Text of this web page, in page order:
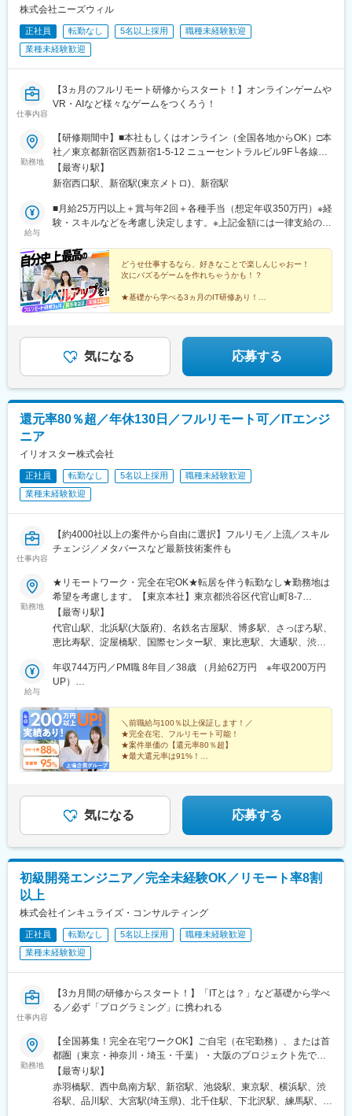
西桐生駅、北朝霞駅、池ノ上駅、蓮沼駅、西葛西駅、牛田駅(東京
都)、板橋区役所前駅、京王八王子駅、北品川駅、赤羽岩淵駅、新
宿駅(東京メトロ)、東池袋駅、不動前駅、住吉駅(東京都)、布田
駅、稲荷町駅(東京都)、立川北駅、三越前駅、二重橋前駅、桜街道
駅、京成船橋駅、京成千葉駅、北習志野駅、野田市駅、京成成田
駅、仲ノ町駅、逸見駅、新高島駅、京急川崎駅、北茅ケ崎駅、和
田塚駅、入谷駅(神奈川県)、逗子・葉山駅、西松本駅、岩村田駅、
張一宮駅、名鉄岐阜駅、名電各務原駅、新可児駅、ＪＲ河内永和
駅、大阪梅田駅(阪急線)、九条駅(京都府)、田中口駅、山陽姫路
駅、西宮駅、山陽明石駅、ハーバーランド駅、宝塚南口駅、新伊
丹駅、芦屋川駅、上栄町駅、新八日市駅、倉敷駅、岡山駅前駅、
ウェイ山麓駅、西鉄福岡駅、鹿児島駅前駅、熊本駅前駅、長崎駅
前駅、佐世保中央駅、神泉駅、岩本町駅、西早稲田駅、青井駅、
院駅、丸の内駅(愛知県)、祇園駅(福岡県)、櫛田神社前駅、京阪山
科駅、本八幡駅(都営線)、東梅田駅、北１２条駅、松風町駅、広瀬
通駅、東宿郷駅、東北沢駅、京成関屋駅、新宿三丁目駅、都電雑
司ケ谷駅、京成上野駅、立川南駅、茅場町駅、京橋駅(東京都)、東
海神駅、栄町駅(千葉県)、汐入駅、高島町駅、電鉄富山駅、広小路
駅、名鉄名古屋駅、河内永和駅、大阪梅田駅(阪神線)、東寺駅、阪
神国道駅、西新町駅、高速神戸駅、芦屋駅(阪神線)、西川緑道公園
駅、猿猴橋町駅、高知橋駅、大手町駅(愛媛県)、天神南駅、桜島桟
下落合駅、武蔵溝ノ口駅、なんば駅(南海線)、長堀橋駅、天王寺駅
前駅、栄駅(愛知県)、呉服町駅(福岡県)、四宮駅、京成八幡駅
駅、立川駅、日本橋駅(東京都)、吉祥寺駅、多摩センター駅、青梅
水駅、東久留米駅、船橋駅、松戸駅、市川駅、柏駅、五井駅、千
葉駅、流山おおたかの森駅、八千代台駅、習志野駅、浦安駅(千葉
相模原駅、川崎駅、平塚駅、茅ケ崎駅、大和駅(神奈川県)、本厚木
駅、小田原駅、鎌倉駅、秦野駅、座間駅、伊勢原駅、逗子駅、三
科駅、中野松川駅、飯山駅、須坂駅、広丘駅、甲府駅、竜王駅、
石和温泉駅、富士山駅、山梨市駅、都留市駅、韮崎駅、大月駅、
富山駅、越中中川駅、砺波駅、黒部駅、魚津駅、滑川駅、金沢
駅、福井駅(福井県)、敦賀駅、浜松駅、静岡駅、富士駅、沼津駅、
磐田駅、藤枝駅、岡崎駅、豊橋駅、名古屋駅、刈谷市駅、名鉄一
宮駅、三河安城駅、岐阜駅、各務ケ原駅、多治見駅、可児駅、四
日市駅、津駅、名張駅、布施駅、豊中駅、吹田駅(東海道本線)、梅
駅、天理駅、和歌山駅、姫路駅、西宮駅(ＪＲ線)、尼崎駅(東海道
本線)、明石駅、神戸駅(兵庫県)、宝塚駅、伊丹駅(阪急線)、芦屋駅
(東海道本線)、大津駅、草津駅(滋賀県)、彦根駅、八日市駅、倉敷
市駅、岡山駅、津山駅、広島駅、福山駅、呉駅、西条駅(広島県)、
尾道駅、下関駅、山口駅(山口県)、宇部駅、鳥取駅、米子駅、境港
駅、久留米駅、小倉駅(福岡県)、大牟田駅、筑紫駅、天神駅、大分
駅、別府駅(大分県)、中津駅(大分県)、宮崎駅、延岡駅、都城駅、
鹿児島駅、熊本駅、佐賀駅、長崎駅(長崎県)、佐世保駅、那覇空港
駅(鉄道)、秋葉原駅、高田馬場駅、綾瀬駅、豊田駅、溝の口駅、な
んば駅(地下鉄)、心斎橋駅、天王寺駅、金山駅(愛知県)、伏見駅(愛
知県)、博多駅、中洲川端駅、山科駅、久喜駅、本八幡駅(総武
駅、工機前駅、佐貫駅、宇都宮駅東口駅、今市駅、中央前橋駅、
西桐生駅、北朝霞駅、池ノ上駅、蓮沼駅、西葛西駅、牛田駅(東京
都)、板橋区役所前駅、京王八王子駅、北品川駅、赤羽岩淵駅、新
宿駅(東京メトロ)、東池袋駅、不動前駅、住吉駅(東京都)、布田
駅、稲荷町駅(東京都)、立川北駅、三越前駅、二重橋前駅、桜街道
駅、京成船橋駅、京成千葉駅、北習志野駅、野田市駅、京成成田
駅、仲ノ町駅、逸見駅、新高島駅、京急川崎駅、北茅ケ崎駅、和
駅、福井駅、新浜松駅、新静岡駅、新豊橋駅、近鉄名古屋駅、尾
張一宮駅、名鉄岐阜駅、名電各務原駅、新可児駅、ＪＲ河内永和
駅、大阪梅田駅(阪急線)、九条駅(京都府)、田中口駅、山陽姫路
駅、西宮駅、山陽明石駅、ハーバーランド駅、宝塚南口駅、新伊
丹駅、芦屋川駅、上栄町駅、新八日市駅、倉敷駅、岡山駅前駅、
ウェイ山麓駅、西鉄福岡駅、鹿児島駅前駅、熊本駅前駅、長崎駅
前駅、佐世保中央駅、神泉駅、岩本町駅、西早稲田駅、青井駅、
院駅、丸の内駅(愛知県)、祇園駅(福岡県)、櫛田神社前駅、京阪山
科駅、本八幡駅(都営線)、東梅田駅、北１２条駅、松風町駅、広瀬
通駅、東宿郷駅、東北沢駅、京成関屋駅、新宿三丁目駅、都電雑
司ケ谷駅、京成上野駅、立川南駅、茅場町駅、京橋駅(東京都)、東
海神駅、栄町駅(千葉県)、汐入駅、高島町駅、電鉄富山駅、広小路
駅、名鉄名古屋駅、河内永和駅、大阪梅田駅(阪神線)、東寺駅、阪
神国道駅、西新町駅、高速神戸駅、芦屋駅(阪神線)、西川緑道公園
駅、猿猴橋町駅、高知橋駅、大手町駅(愛媛県)、天神南駅、桜島桟
下落合駅、武蔵溝ノ口駅、なんば駅(南海線)、長堀橋駅、天王寺駅
前駅、栄駅(愛知県)、呉服町駅(福岡県)、四宮駅、京成八幡駅
株式会社ニーズウィル
正社員 転勤なし 5名以上採用
職種未経験歓迎
業種未経験歓迎
仕事内容
【3ヵ月のフルリモート研修からスタート！】オンラインゲームや
VR・AIなど様々なゲームをつくろう！
勤務地
【研修期間中】■本社もしくはオンライン（全国各地からOK）□本
社／東京都新宿区西新宿1-5-12 ニューセントラルビル9F└各線
「新宿」駅より徒歩3分└都営大江戸線「新宿西口」駅より徒歩2
分【研修終了後】■東京23区を中心とした全国各地のITプロジェク
ん。※すべて徒歩10分以内の駅チカオフィスです。※フルリモー
ト・在宅勤務はプロジェクトによって異なります。
【最寄り駅】
新宿西口駅、新宿駅(東京メトロ)、新宿駅
給与
■月給25万円以上＋賞与年2回＋各種手当（想定年収350万円）※経
験・スキルなどを考慮し決定します。※上記金額には一律支給の住
（期間中は月給23万円以上で、その他の待遇に変更なし）☆経験
がある方は、現職・前職給与を考慮します。☆明確な評価制度あ
り。個人の頑張りに応じて評価します。【年収例】年収350万円
（経験0年）年収450万円（経験1年）年収600万円（経験2年）
どうせ仕事するなら、好きなことで楽しんじゃおー！
次にバズるゲームを作れちゃうかも！？
★基礎から学べる3ヵ月のIT研修あり！
気になる 応募する
還元率80％超／年休130日／フルリモート可／ITエンジ
ニア
イリオスター株式会社
正社員 転勤なし 5名以上採用
職種未経験歓迎
業種未経験歓迎
仕事内容
【約4000社以上の案件から自由に選択】フルリモ／上流／スキル
チェンジ／メタバースなど最新技術案件も
勤務地
★リモートワーク・完全在宅OK★転居を伴う転勤なし★勤務地は
希望を考慮します。【東京本社】東京都渋谷区代官山町8-7
DAIWA代官山ビル 1F ┗[最寄り駅]代官山駅から徒歩7分【大阪
支社】大阪府大阪市中央区平野町2-5-8 平野町センチュリービル
2F ┗ [最寄り駅]北浜駅から徒歩5分【名古屋支社】愛知県名古屋
駅]名古屋駅から徒歩7分【福岡支社】福岡県福岡市博多区博多駅
東2-5-19 サンライフ第3ビル 5F ┗[最寄り駅]博多駅から徒歩4分
5F ┗ [最寄り駅]さっぽろ駅から徒歩8分
【最寄り駅】
代官山駅、北浜駅(大阪府)、名鉄名古屋駅、博多駅、さっぽろ駅、
恵比寿駅、淀屋橋駅、国際センター駅、東比恵駅、大通駅、渋谷
給与
年収744万円／PM職 8年目／38歳 （月給62万円 ※年収200万円
UP）
＼前職給与100％以上保証します！／
★完全在宅、フルリモート可能！
★案件単価の【還元率80％超】
★最大還元率は91%！
気になる 応募する
初級開発エンジニア／完全未経験OK／リモート率8割
以上
株式会社インキュライズ・コンサルティング
正社員 転勤なし 5名以上採用
職種未経験歓迎
業種未経験歓迎
仕事内容
【3カ月間の研修からスタート！】「ITとは？」など基礎から学べ
る／必ず「プログラミング」に携われる
勤務地
【全国募集！完全在宅ワークOK】ご自宅（在宅勤務）、または首
都圏（東京・神奈川・埼玉・千葉）・大阪のプロジェクト先での
勤務となります。※転居を伴う転勤はなし。※現在、案件の8割以
上がリモートワークでの対応になります。※勤務環境は、お客様に
より異なります。※フルリモートの場合は通勤不要。【本社】東京
【最寄り駅】
赤羽橋駅、西中島南方駅、新宿駅、池袋駅、東京駅、横浜駅、渋
谷駅、品川駅、大宮駅(埼玉県)、北千住駅、下北沢駅、練馬駅、蒲